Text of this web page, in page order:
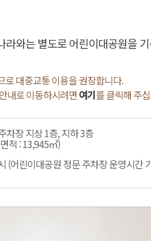
라와는 별도로 어린이대공원을
대중교통 이용을 권장합니다.
내로 이동하시려면 여기를 클릭해 주
차장 지상 1층, 지하 3층
적 : 13,945㎡)
(어린이대공원 정문 주차장 운영시간